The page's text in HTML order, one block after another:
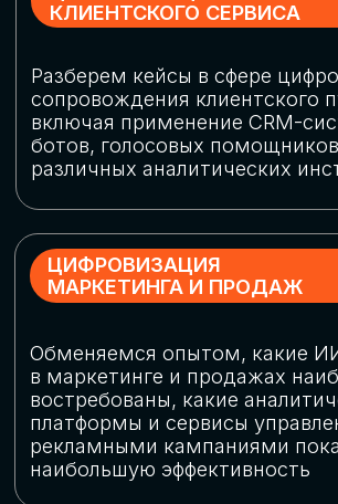
СКАЧАТЬ ПРОГРАММУ
СПИКЕРЫ
СТАТЬ СПИКЕРОМ
В конференции участвовали более 120 спикеров